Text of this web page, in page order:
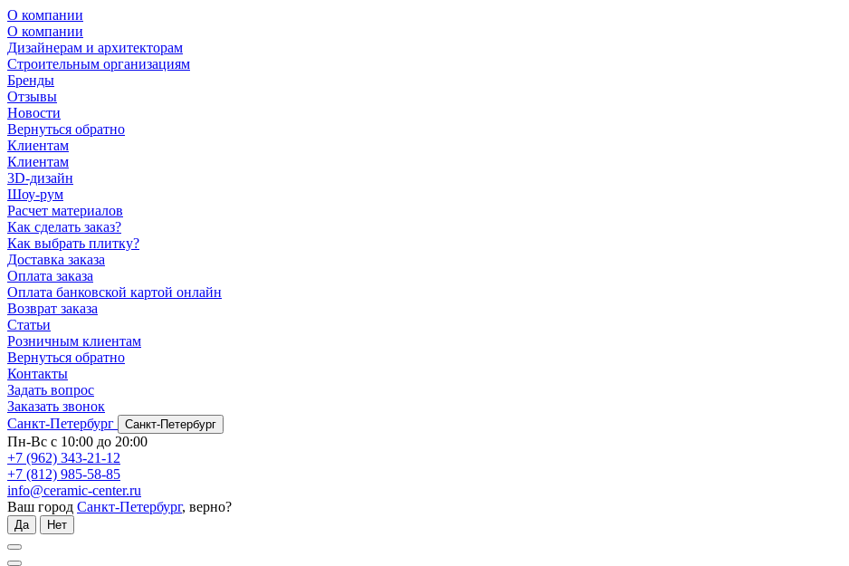
О компании
О компании
Дизайнерам и архитекторам
Строительным организациям
Бренды
Отзывы
Новости
Вернуться обратно
Клиентам
Клиентам
3D-дизайн
Шоу-рум
Расчет материалов
Как сделать заказ?
Как выбрать плитку?
Доставка заказа
Оплата заказа
Оплата банковской картой онлайн
Возврат заказа
Статьи
Розничным клиентам
Вернуться обратно
Контакты
Задать вопрос
Заказать звонок
Санкт-Петербург
Санкт-Петербург
Пн-Вс с 10:00 до 20:00
+7 (962) 343-21-12
+7 (812) 985-58-85
info@ceramic-center.ru
Ваш город Санкт-Петербург, верно?
Да Нет